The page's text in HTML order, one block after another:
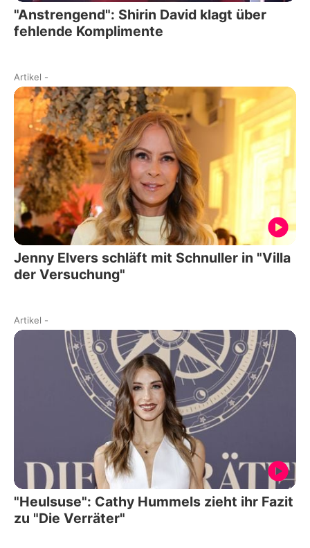
"Anstrengend": Shirin David klagt über
fehlende Komplimente
Artikel -
Jenny Elvers schläft mit Schnuller in "Villa
der Versuchung"
Artikel -
"Heulsuse": Cathy Hummels zieht ihr Fazit
zu "Die Verräter"